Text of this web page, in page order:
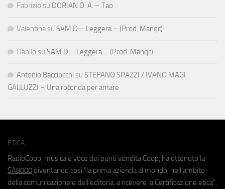
Fabrizio su DORIAN O. A. – Tao
Valentina su SAM D – Leggera – (Prod. Manqc)
Danilo su SAM D – Leggera – (Prod. Manqc)
Antonio Bacciocchi su STEFANO SPAZZI / IVANO MAGI
GALLUZZI – Una rotonda per amare
ETICA
RadioCoop, musica e voce dei punti vendita Coop, ha ottenuto la
SA8000 diventando così "la prima azienda al mondo, nell'ambito
della comunicazione e dell'editoria, a ricevere la Certificazione etica".